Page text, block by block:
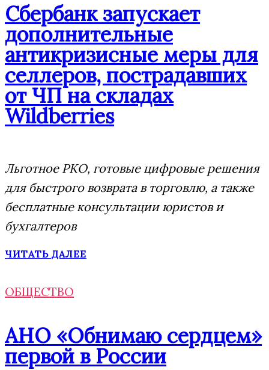
Сбербанк запускает
дополнительные
антикризисные меры для
селлеров, пострадавших
от ЧП на складах
Wildberries
Льготное РКО, готовые цифровые решения
для быстрого возврата в торговлю, а также
бесплатные консультации юристов и
бухгалтеров
ЧИТАТЬ ДАЛЕЕ
ОБЩЕСТВО
АНО «Обнимаю сердцем»
первой в России